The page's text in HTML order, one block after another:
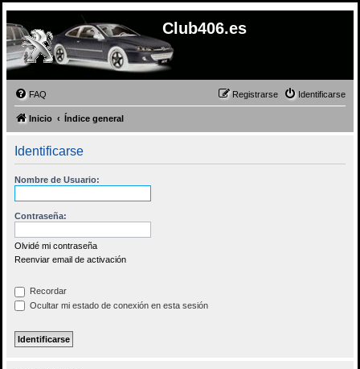
Club406.es
FAQ Identificarse
Registrarse
Inicio Índice general
Identificarse
Nombre de Usuario:
Contraseña:
Olvidé mi contraseña
Reenviar email de activación
Recordar
Ocultar mi estado de conexión en esta sesión